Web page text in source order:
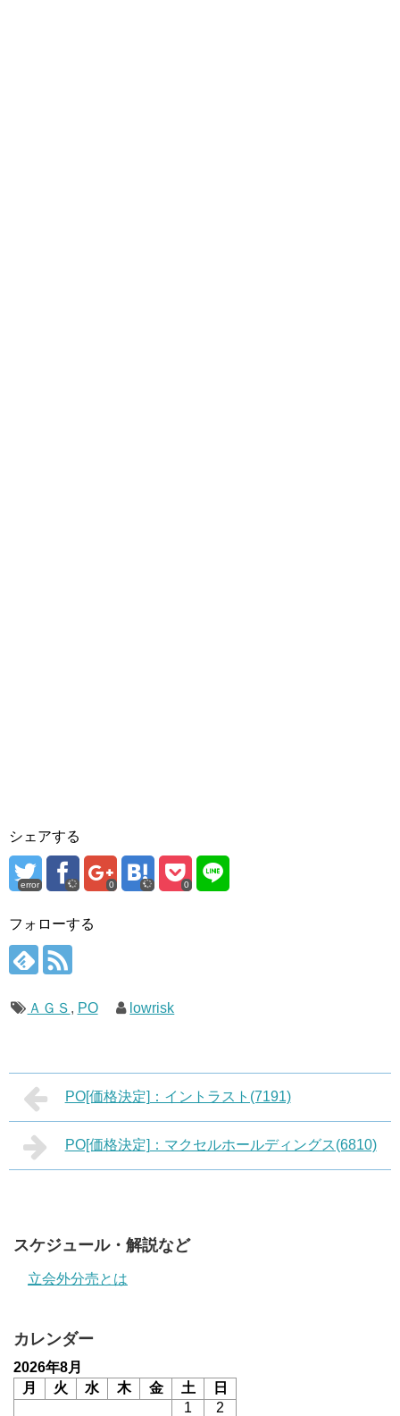
シェアする
error 0 0
フォローする
ＡＧＳ , PO lowrisk
PO[価格決定]：イントラスト(7191)
PO[価格決定]：マクセルホールディングス(6810)
スケジュール・解説など
立会外分売とは
カレンダー
2026年8月
月
火 水 木 金 土 日
1
2